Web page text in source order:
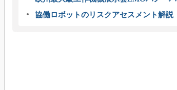
協働ロボットのリスクアセスメント解説